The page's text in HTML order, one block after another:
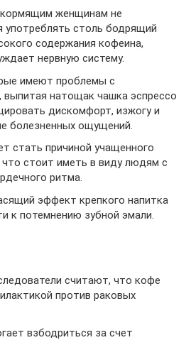
женщинам не
употреблять столь бодрящий
содержания кофеина,
нервную систему.
имеют проблемы с
выпитая натощак чашка эспрессо
дискомфорт, изжогу и
болезненных ощущений.
стать причиной учащенного
что стоит иметь в виду людям с
ритма.
эффект крепкого напитка
к потемнению зубной эмали.
считают, что кофе
против раковых
взбодриться за счет